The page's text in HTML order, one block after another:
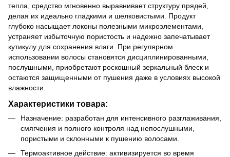
тепла, средство мгновенно выравнивает структуру прядей,
делая их идеально гладкими и шелковистыми. Продукт
глубоко насыщает локоны полезными микроэлементами,
устраняет избыточную пористость и надежно запечатывает
кутикулу для сохранения влаги. При регулярном
использовании волосы становятся дисциплинированными,
послушными, приобретают роскошный зеркальный блеск и
остаются защищенными от пушения даже в условиях высокой
влажности.
Характеристики товара:
Назначение: разработан для интенсивного разглаживания,
смягчения и полного контроля над непослушными,
пористыми и склонными к пушению волосами.
Термоактивное действие: активизируется во время